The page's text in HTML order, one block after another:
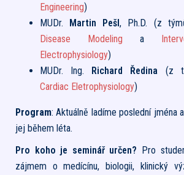
Engineering)
MUDr. Martin Pešl, Ph.D. (z
Disease Modeling a
Electrophysiology)
MUDr. Ing. Richard Ředina (z
Cardiac Eletrophysiology)
Program: Aktuálně ladíme poslední jména
jej během léta.
Pro koho je seminář určen? Pro
zájmem o medícínu, biologii, klinický